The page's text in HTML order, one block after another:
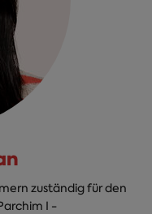
zuständig für den
I -